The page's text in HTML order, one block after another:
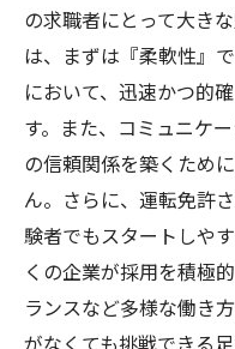
の求職者にとって大き
は、まずは『柔軟性』
において、迅速かつ的
す。また、コミュニケ
の信頼関係を築くため
ん。さらに、運転免許
験者でもスタートしや
くの企業が採用を積極
ランスなど多様な働き
がなくても挑戦できる